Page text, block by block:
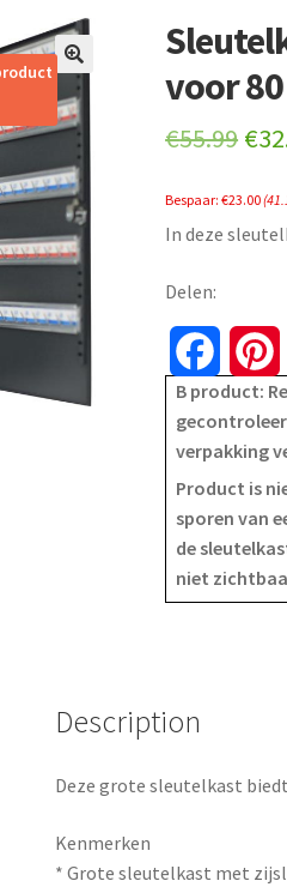
🔍
voor
€55.99 €
Bespaar:€23.00
In deze
Delen:
a
c
e
b
o
i
r
B product:
verpakking
Product is
sporen van
de
niet
Description
Deze grote sleutelkast
Kenmerken
* Grote sleutelkast met